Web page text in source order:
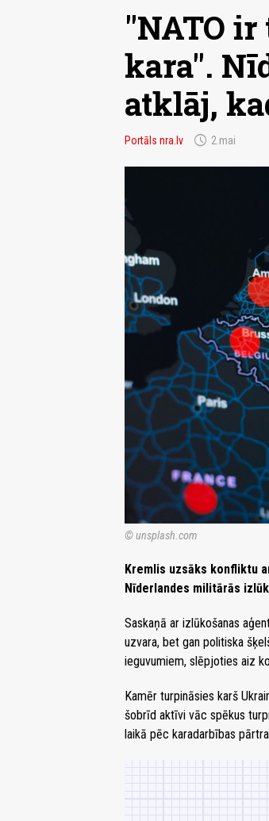
"NATO
kara".
atklāj,
Portāls nra.lv schedule 2.mai
© unsplash.com
Kremlis uzsāks konfliktu
Nīderlandes militārās
Saskaņā ar izlūkošanas
uzvara, bet gan politiska
ieguvumiem, slēpjoties aiz
Kamēr turpināsies karš
šobrīd aktīvi vāc spēkus
laikā pēc karadarbības